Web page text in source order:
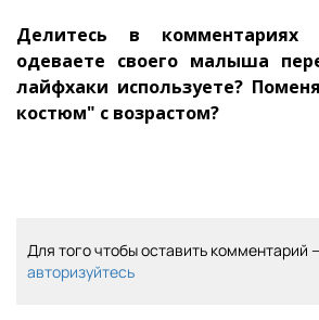
Делитесь в
одеваете своего малыша
лайфхаки используете?
костюм" с возрастом?
Для того чтобы оставить комментарий
авторизуйтесь